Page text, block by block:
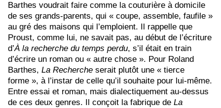
Barthes voudrait faire comme la couturière à domicile
de ses grands-parents, qui « coupe, assemble, faufile »
au gré des maisons qui l’emploient. Il rappelle que
Proust, comme lui, ne savait pas, au début de l’écriture
d’À la recherche du temps perdu, s’il était en train
d’écrire un roman ou « autre chose ». Pour Roland
Barthes, La Recherche serait plutôt une « tierce
forme », à l’instar de celle qu’il souhaite pour lui-même.
Entre essai et roman, mais dialectiquement au-dessus
de ces deux genres. Il conçoit la fabrique de La